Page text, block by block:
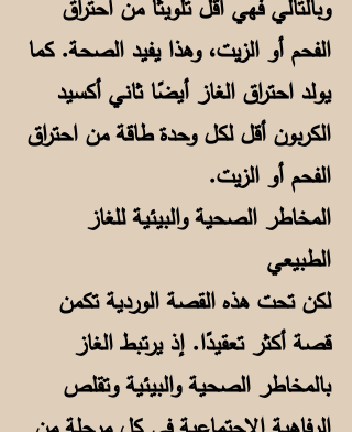
الفحم أو الزيت، وهذا يفيد الصحة. كما
يولد احتراق الغاز أيضًا ثاني أكسيد
الكربون أقل لكل وحدة طاقة من احتراق
الفحم أو الزيت.
المخاطر الصحية والبيئية للغاز
الطبيعي
لكن تحت هذه القصة الوردية تكمن
قصة أكثر تعقيدًا. إذ يرتبط الغاز
بالمخاطر الصحية والبيئية وتقلص